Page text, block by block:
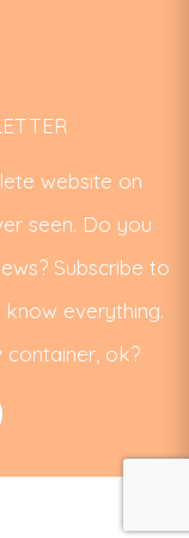
website on
seen. Do you
Subscribe to
everything.
container, ok?